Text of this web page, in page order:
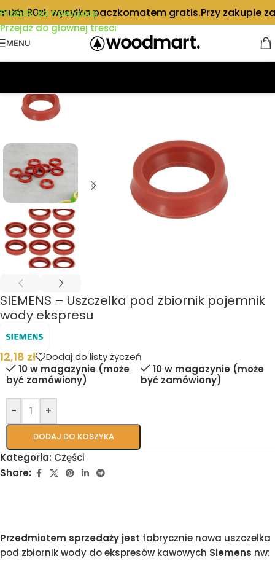
Przejdź do nawigacji
Przejdź do głównej treści
80zł, wysyłka paczkomatem gratis.Przy zakupie
MENU
SIEMENS – Uszczelka pod zbiornik pojemnik
wody ekspresu
12,18 zł
Dodaj do listy życzeń
10 w magazynie (może
być zamówiony)
- +
DODAJ DO KOSZYKA
10 w magazynie (może
być zamówiony)
Kategoria: Części
Share:
Przedmiotem sprzedaży jest fabrycznie nowa uszczelka
pod zbiornik wody do ekspresów kawowych Siemens nw: